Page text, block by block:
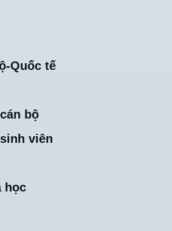
Quốc tế
bộ
viên
học